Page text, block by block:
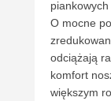
piankowych
O mocne
odciążają
komfort
większym